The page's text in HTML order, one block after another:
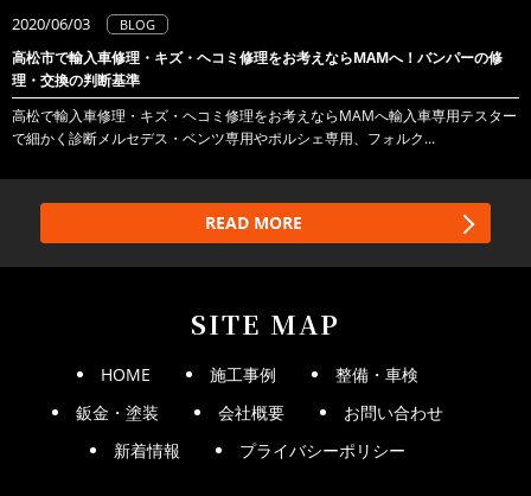
2020/06/03 BLOG
高松市で輸入車修理・キズ・ヘコミ修理をお考えならMAMへ！バンパーの修
理・交換の判断基準
高松で輸入車修理・キズ・ヘコミ修理をお考えならMAMへ輸入車専用テスター
で細かく診断メルセデス・ベンツ専用やポルシェ専用、フォルク...
READ MORE
SITE MAP
HOME 施工事例
整備・車検
鈑金・塗装
会社概要
お問い合わせ
新着情報
プライバシーポリシー